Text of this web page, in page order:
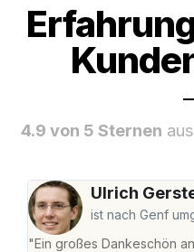
4.9 von 5 Sternen
Ulrich
ist nach Genf
"Ein großes Dankeschön